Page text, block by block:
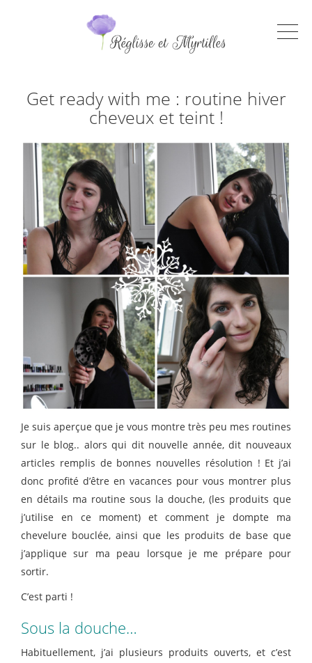
Get ready with me : routine hiver
cheveux et teint !
Je suis aperçue que je vous montre très peu mes routines
sur le blog.. alors qui dit nouvelle année, dit nouveaux
articles remplis de bonnes nouvelles résolution ! Et j’ai
donc profité d’être en vacances pour vous montrer plus
en détails ma routine sous la douche, (les produits que
j’utilise en ce moment) et comment je dompte ma
chevelure bouclée, ainsi que les produits de base que
j’applique sur ma peau lorsque je me prépare pour
sortir.
C’est parti !
Sous la douche…
Habituellement, j’ai plusieurs produits ouverts, et c’est